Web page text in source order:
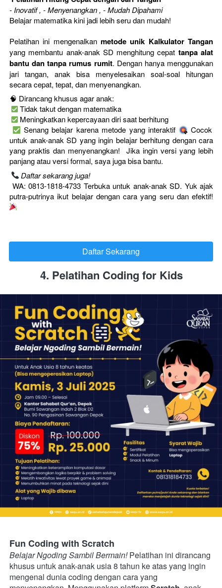
- Inovatif , - Menyenangkan , - Mudah Dipahami
Belajar matematika kini jadi lebih seru dan mudah!
Pelatihan ini mengenalkan metode unik Kalkulator Tangan
yang membantu anak-anak SD menghitung cepat tanpa alat
bantu dan tanpa rumus rumit. Dengan hanya menggunakan
jari tangan, anak bisa menyelesaikan soal-soal hitungan
secara cepat, tepat, dan menyenangkan.
🧠 Dirancang khusus agar anak:
Tidak takut dengan matematika
Meningkatkan kepercayaan diri saat berhitung
Senang belajar karena metode yang interaktif
Cocok
untuk anak-anak SD yang ingin belajar berhitung dengan cara
yang praktis dan menyenangkan!  Jika ingin versi yang lebih
panjang atau versi formal, saya juga bisa bantu.
Daftar sekarang juga!
`Daftar Sekarang
4. Pelatihan Coding for Kids
Fun Coding with Scratch
Belajar Ngoding Sambil Bermain! Pelatihan ini dirancang
khusus untuk anak-anak usia 8 tahun ke atas yang ingin
mengenal dunia coding dengan cara yang